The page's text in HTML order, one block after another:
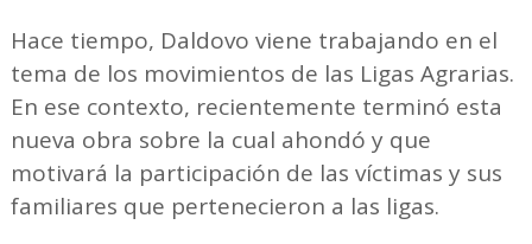
Hace tiempo, Daldovo viene trabajando en el
tema de los movimientos de las Ligas Agrarias.
En ese contexto, recientemente terminó esta
nueva obra sobre la cual ahondó y que
motivará la participación de las víctimas y sus
familiares que pertenecieron a las ligas.